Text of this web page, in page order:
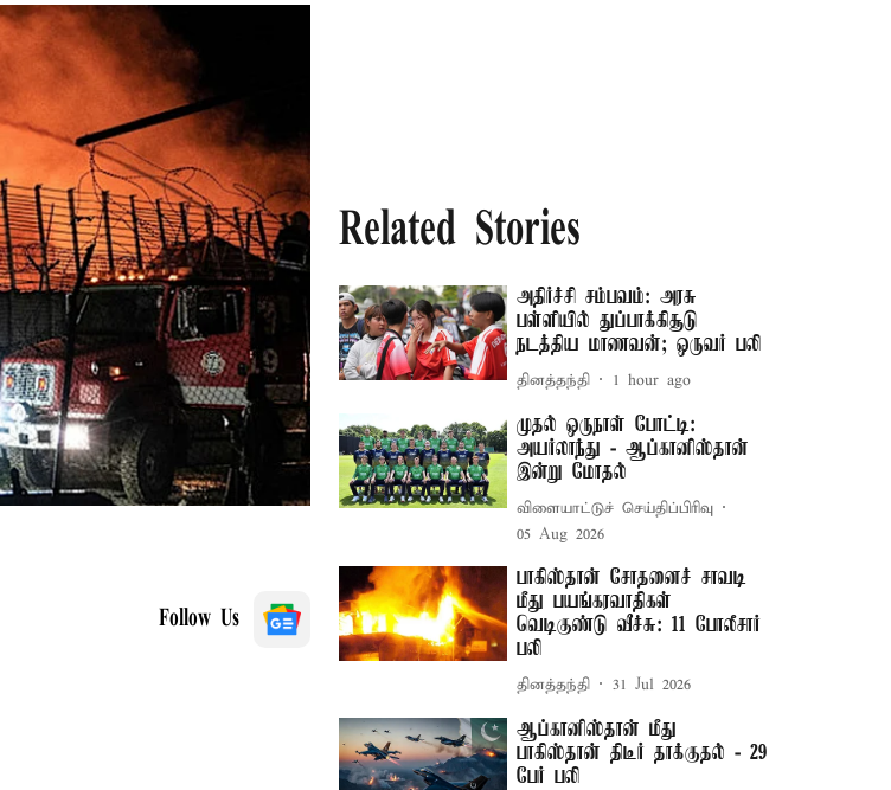
Follow Us
Related Stories
அதிர்ச்சி சம்பவம்: அரசு
பள்ளியில் துப்பாக்கிசூடு
நடத்திய மாணவன்; ஒருவர் பலி
தினத்தந்தி 1 hour ago
முதல் ஒருநாள் போட்டி:
அயர்லாந்து - ஆப்கானிஸ்தான்
இன்று மோதல்
விளையாட்டுச் செய்திப்பிரிவு
05 Aug 2026
பாகிஸ்தான் சோதனைச் சாவடி
மீது பயங்கரவாதிகள்
வெடிகுண்டு வீச்சு: 11 போலீசார்
பலி
தினத்தந்தி 31 Jul 2026
ஆப்கானிஸ்தான் மீது
பாகிஸ்தான் திடீர் தாக்குதல் - 29
பேர் பலி